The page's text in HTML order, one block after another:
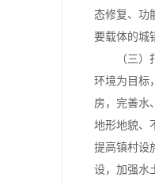
态修复、功
要载体的城
（三）打
环境为目标
房，完善水
地形地貌、
提高镇村设
设，加强水